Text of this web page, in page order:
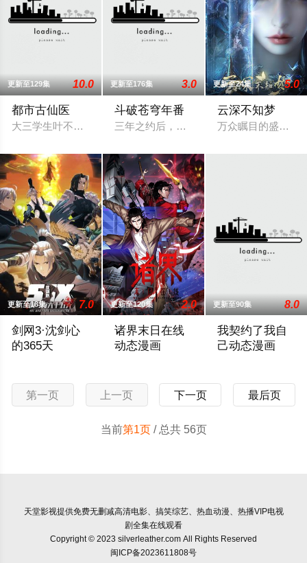
更新至129集 10.0
都市古仙医
大三学生叶不凡，为了给母亲筹集医药费碰瓷，不料遇到不按
更新至176集 3.0
斗破苍穹年番
三年之约后，萧炎终于在迦南学院见到了
更新至24集 5.0
云深不知梦
万众瞩目的盛世婚
更新至18集 7.0
剑网3·沈剑心
的365天
更新至120集 2.0
诸界末日在线
动态漫画
更新至90集 8.0
我契约了我自
己动态漫画
第一页 上一页 下一页 最后页
当前第1页/ 总共 56页
天堂影视提供免费无删减高清电影、搞笑综艺、热血动漫、热播VIP电视
剧全集在线观看
Copyright © 2023 silverleather.com All Rights Reserved
闽ICP备2023611808号